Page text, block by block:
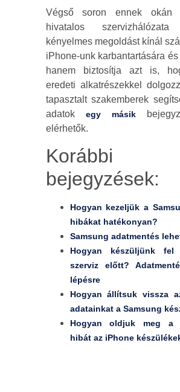
Végső soron ennek okán
hivatalos szervizhálózata
kényelmes megoldást kínál
iPhone-unk karbantartására
hanem biztosítja azt is,
eredeti alkatrészekkel
tapasztalt szakemberek
adatok egy másik
elérhetők.
Korábbi
bejegyzések:
Hogyan kezeljük a
hibákat hatékonyan?
Samsung adatmentés
Hogyan készüljünk
szerviz előtt?
lépésre
Hogyan állítsuk vissza
adatainkat a Samsung
Hogyan oldjuk meg a
hibát az iPhone